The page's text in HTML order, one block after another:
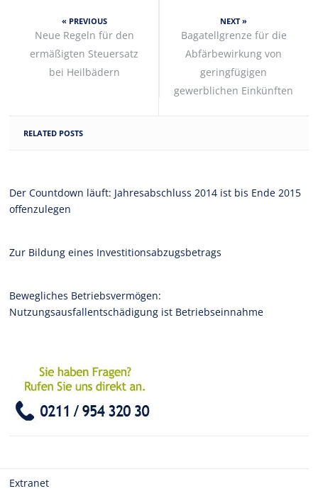
« PREVIOUS
Neue Regeln für den
ermäßigten Steuersatz
bei Heilbädern
NEXT »
Bagatellgrenze für die
Abfärbewirkung von
geringfügigen
gewerblichen Einkünften
RELATED POSTS
Der Countdown läuft: Jahresabschluss 2014 ist bis Ende 2015
offenzulegen
Zur Bildung eines Investitionsabzugsbetrags
Bewegliches Betriebsvermögen:
Nutzungsausfallentschädigung ist Betriebseinnahme
Extranet